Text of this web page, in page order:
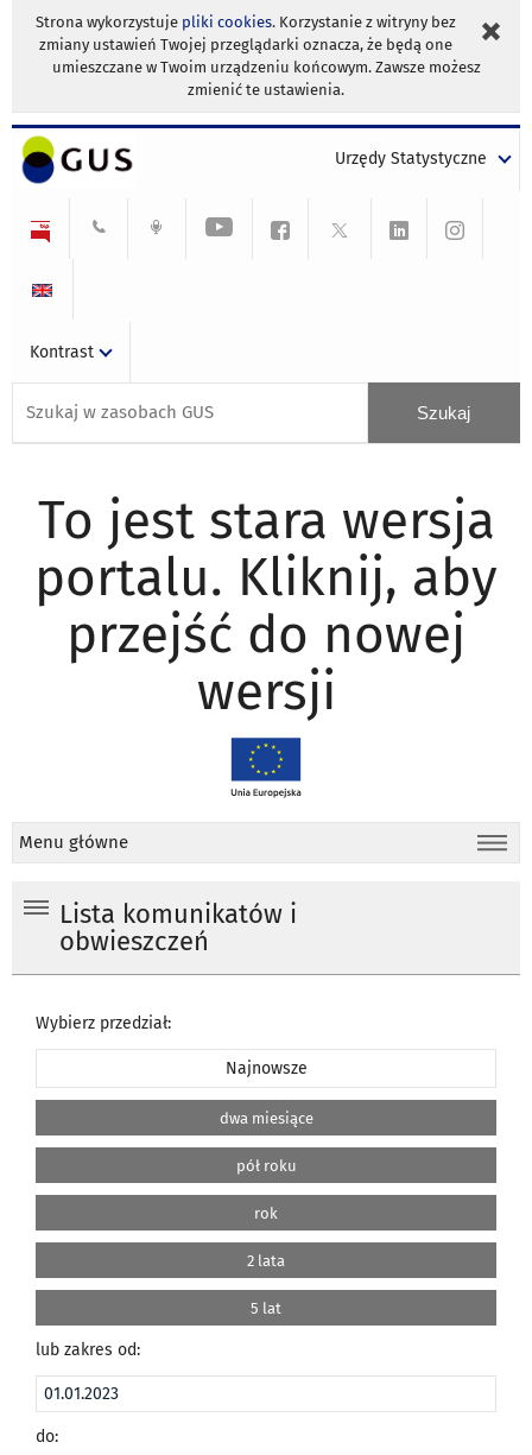
Strona wykorzystuje pliki cookies. Korzystanie z witryny bez
zmiany ustawień Twojej przeglądarki oznacza, że będą one
umieszczane w Twoim urządzeniu końcowym. Zawsze możesz
zmienić te ustawienia.
Urzędy Statystyczne
Kontrast
To jest stara wersja
portalu. Kliknij, aby
przejść do nowej
wersji
Menu główne
Lista komunikatów i
obwieszczeń
Wybierz przedział:
Najnowsze
dwa miesiące
pół roku
rok
2 lata
5 lat
lub zakres od:
do: